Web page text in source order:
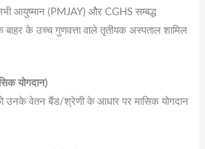
आयुष्मान (PMJAY) और CGHS सम्बद्ध
बाहर के उच्च गुणवत्ता वाले तृतीयक अस्पताल शामिल
योगदान)
उनके वेतन बैंड/श्रेणी के आधार पर मासिक योगदान